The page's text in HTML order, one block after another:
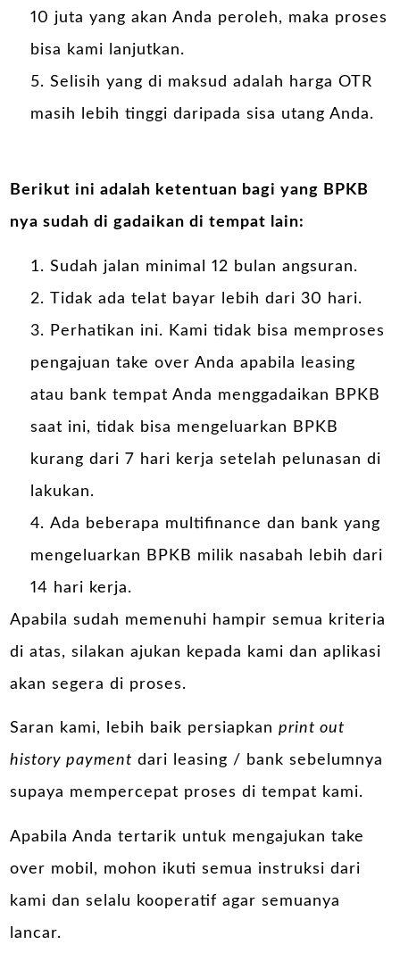
10 juta yang akan Anda peroleh, maka proses
bisa kami lanjutkan.
Selisih yang di maksud adalah harga OTR
masih lebih tinggi daripada sisa utang Anda.
Berikut ini adalah ketentuan bagi yang BPKB
nya sudah di gadaikan di tempat lain:
Sudah jalan minimal 12 bulan angsuran.
Tidak ada telat bayar lebih dari 30 hari.
Perhatikan ini. Kami tidak bisa memproses
pengajuan take over Anda apabila leasing
atau bank tempat Anda menggadaikan BPKB
saat ini, tidak bisa mengeluarkan BPKB
kurang dari 7 hari kerja setelah pelunasan di
lakukan.
Ada beberapa multifinance dan bank yang
mengeluarkan BPKB milik nasabah lebih dari
14 hari kerja.
Apabila sudah memenuhi hampir semua kriteria
di atas, silakan ajukan kepada kami dan aplikasi
akan segera di proses.
Saran kami, lebih baik persiapkanprint out
history payment dari leasing / bank sebelumnya
supaya mempercepat proses di tempat kami.
Apabila Anda tertarik untuk mengajukan take
over mobil, mohon ikuti semua instruksi dari
kami dan selalu kooperatif agar semuanya
lancar.